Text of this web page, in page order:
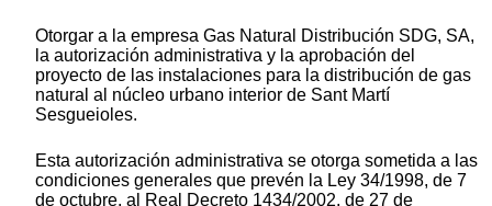
Otorgar a la empresa Gas Natural Distribución SDG, SA,
la autorización administrativa y la aprobación del
proyecto de las instalaciones para la distribución de gas
natural al núcleo urbano interior de Sant Martí
Sesgueioles.
Esta autorización administrativa se otorga sometida a las
condiciones generales que prevén la Ley 34/1998, de 7
de octubre, al Real Decreto 1434/2002, de 27 de